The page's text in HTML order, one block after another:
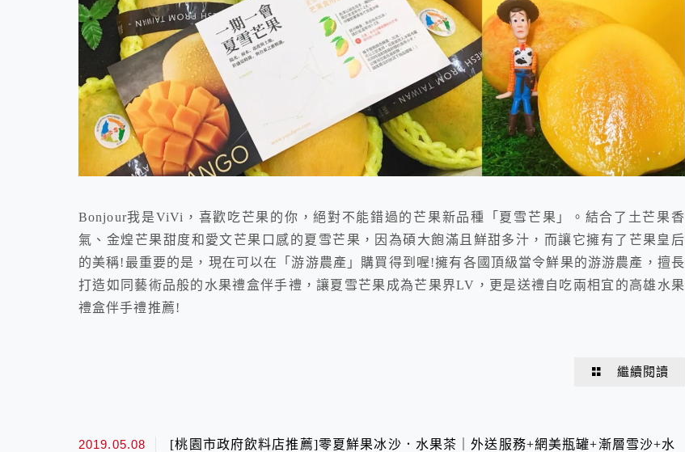
Bonjour我是ViVi，喜歡吃芒果的你，絕對不能錯過的芒果新品種「夏雪芒果」。結合了土芒果香
氣、金煌芒果甜度和愛文芒果口感的夏雪芒果，因為碩大飽滿且鮮甜多汁，而讓它擁有了芒果皇后
的美稱!最重要的是，現在可以在「游游農產」購買得到喔!擁有各國頂級當令鮮果的游游農產，擅長
打造如同藝術品般的水果禮盒伴手禮，讓夏雪芒果成為芒果界LV，更是送禮自吃兩相宜的高雄水果
禮盒伴手禮推薦!
繼續閱讀
2019.05.08
[桃園市政府飲料店推薦]零夏鮮果冰沙．水果茶｜外送服務+網美瓶罐+漸層雪沙+水